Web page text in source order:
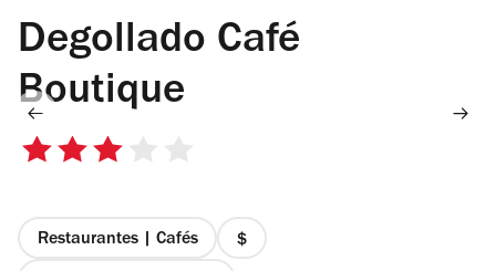
Degollado Café
Boutique
3
estrellas
Restaurantes | Cafés
precio